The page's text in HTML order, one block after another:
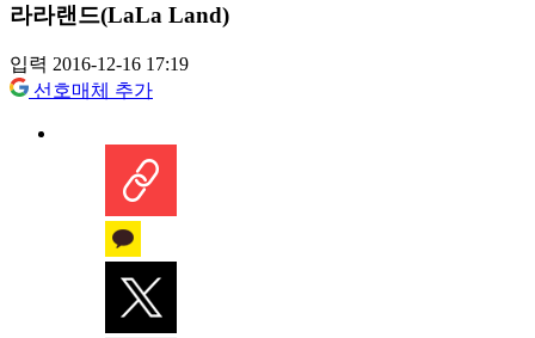
라라랜드(LaLa Land)
입력 2016-12-16 17:19
선호매체 추가